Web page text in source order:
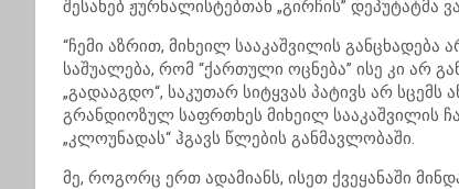
შესახებ ჟურნალისტებთან „გირჩის” დეპუტატმა
“ჩემი აზრით, მიხეილ სააკაშვილის
საშუალება, რომ “ქართული ოცნება” ისე კი არ
„გადააგდო“, საკუთარ სიტყვას პატივს არ
გრანდიოზულ საფრთხეს მიხეილ სააკაშვილის
„კლოუნადას“ ჰგავს წლების განმავლობაში.
მე, როგორც ერთ ადამიანს, ისეთ ქვეყანაში